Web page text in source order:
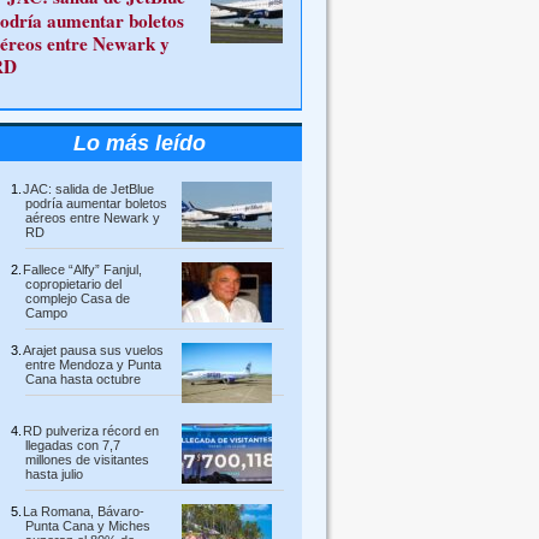
aumentar boletos
entre Newark y
Lo más leído
JAC: salida de JetBlue
podría aumentar boletos
aéreos entre Newark y
RD
Fallece “Alfy” Fanjul,
copropietario del
complejo Casa de
Campo
Arajet pausa sus vuelos
entre Mendoza y Punta
Cana hasta octubre
RD pulveriza récord en
llegadas con 7,7
millones de visitantes
hasta julio
La Romana, Bávaro-
Punta Cana y Miches